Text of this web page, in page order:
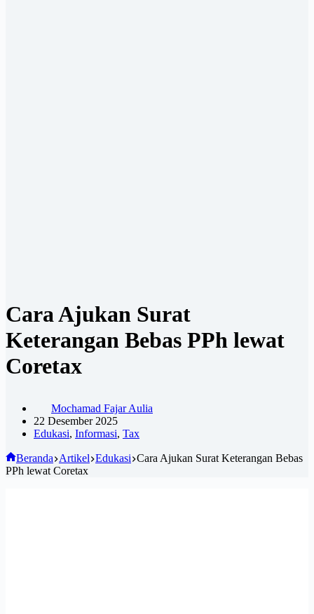
Cara Ajukan Surat
Keterangan Bebas PPh lewat
Coretax
Mochamad Fajar Aulia
22 Desember 2025
Edukasi, Informasi, Tax
Beranda Artikel Edukasi Cara Ajukan Surat Keterangan Bebas
PPh lewat Coretax